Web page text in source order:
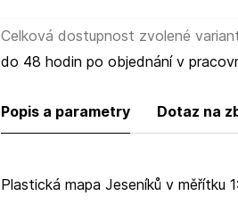
Celková dostupnost zvolené
do 48 hodin po objednání v
Popis a parametry Dotaz na
Plastická mapa Jeseníků v měřítku